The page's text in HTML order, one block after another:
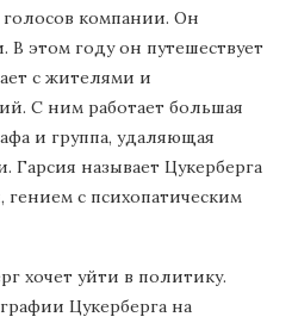
компании. Он
В этом году он путешествует
с жителями и
С ним работает большая
и группа, удаляющая
Гарсия называет Цукерберга
с психопатическим
хочет уйти в политику.
Цукерберга на